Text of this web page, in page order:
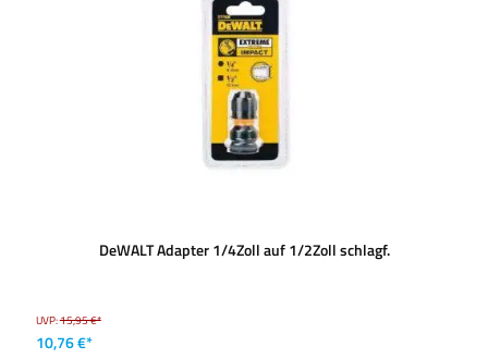
DeWALT Adapter 1/4Zoll auf 1/2Zoll schlagf.
UVP:15,95 €*
10,76 €*